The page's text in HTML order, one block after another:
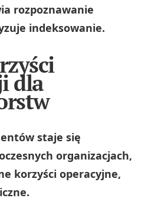
rozpoznawanie
indeksowanie.
dla
staje się
organizacjach,
korzyści operacyjne,